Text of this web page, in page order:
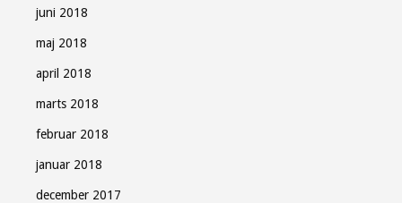
juni 2018
maj 2018
april 2018
marts 2018
februar 2018
januar 2018
december 2017